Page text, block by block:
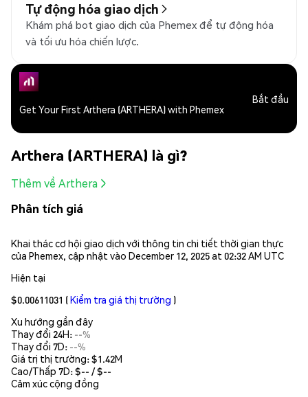
Tự động hóa giao dịch
Khám phá bot giao dịch của Phemex để tự động hóa
và tối ưu hóa chiến lược.
Get Your First Arthera (ARTHERA) with Phemex
Bắt đầu
Arthera (ARTHERA) là gì?
Thêm về Arthera
Phân tích giá
Khai thác cơ hội giao dịch với thông tin chi tiết thời gian thực
của Phemex, cập nhật vào December 12, 2025 at 02:32 AM UTC
Hiện tại
$0.00611031 (Kiểm tra giá thị trường )
Xu hướng gần đây
Thay đổi 24H: --%
Thay đổi 7D: --%
Giá trị thị trường:$1.42M
Cao/Thấp 7D: $-- / $--
Cảm xúc cộng đồng